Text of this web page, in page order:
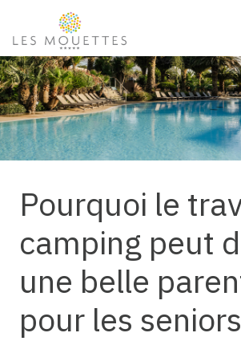
Pourquoi le
camping peut
une belle
pour les